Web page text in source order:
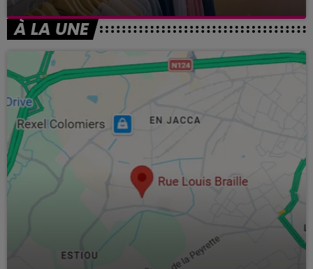
Vendredi 30 mai
À LA UNE